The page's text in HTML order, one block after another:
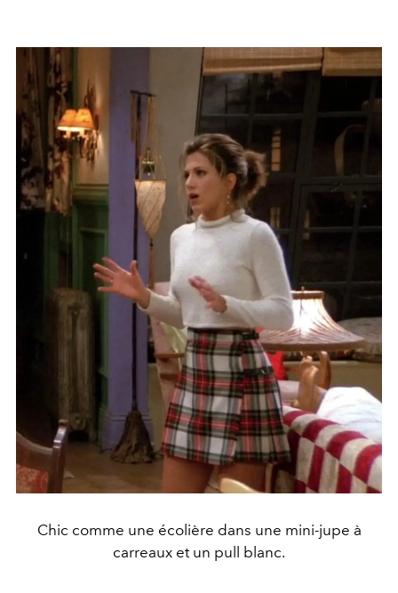
Chic comme une écolière dans une mini-jupe à
carreaux et un pull blanc.